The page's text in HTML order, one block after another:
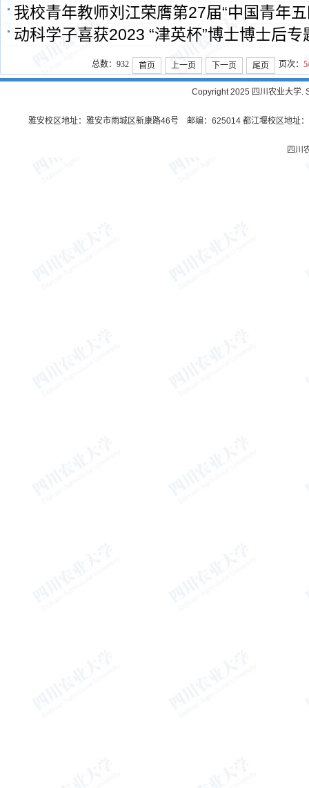
我校青年教师刘江荣膺第27届“中国青年
动科学子喜获2023 “津英杯”博士博士后
总数：932 首页 上一页 下一页 尾页 页次： 5
Copyright 2025 四川农业大学.
雅安校区地址：雅安市雨城区新康路46号 邮编：625014 都江堰校区地址
四川